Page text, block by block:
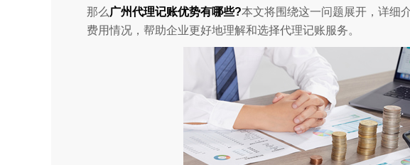
那么 广州代理记账优势有哪些?本文将围绕这一问题展开，详细
费用情况，帮助企业更好地理解和选择代理记账服务。